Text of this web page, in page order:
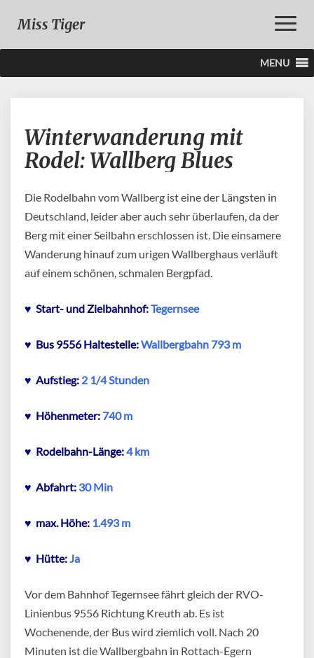
Toggle
Miss Tiger
MENU
mit
Rodel:
Wallberg
Winterwanderung mit
Rodel: Wallberg Blues
Die Rodelbahn vom Wallberg ist eine der Längsten in
Deutschland, leider aber auch sehr überlaufen, da der
Berg mit einer Seilbahn erschlossen ist. Die einsamere
Wanderung hinauf zum urigen Wallberghaus verläuft
auf einem schönen, schmalen Bergpfad.
♥ Start- und Zielbahnhof:Tegernsee
♥ Bus 9556 Haltestelle:Wallbergbahn 793 m
♥ Aufstieg: 2 1/4 Stunden
♥ Höhenmeter: 740 m
♥ Rodelbahn-Länge:4 km
♥ Abfahrt: 30 Min
♥ max. Höhe: 1.493 m
♥ Hütte:Ja
Vor dem Bahnhof Tegernsee fährt gleich der RVO-
Linienbus 9556 Richtung Kreuth ab. Es ist
Wochenende, der Bus wird ziemlich voll. Nach 20
Minuten ist die Wallbergbahn in Rottach-Egern